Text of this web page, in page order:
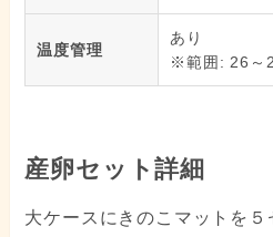
温度管理
あり
※範囲: 26～
産卵セット詳細
大ケースにきのこマットを